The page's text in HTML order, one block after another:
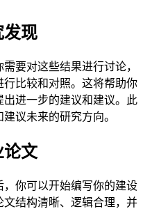
发现
要对这些结果进行讨论，
比较和对照。这将帮助你
进一步的建议和建议。此
议未来的研究方向。
论文
你可以开始编写你的建设
结构清晰、逻辑合理，并